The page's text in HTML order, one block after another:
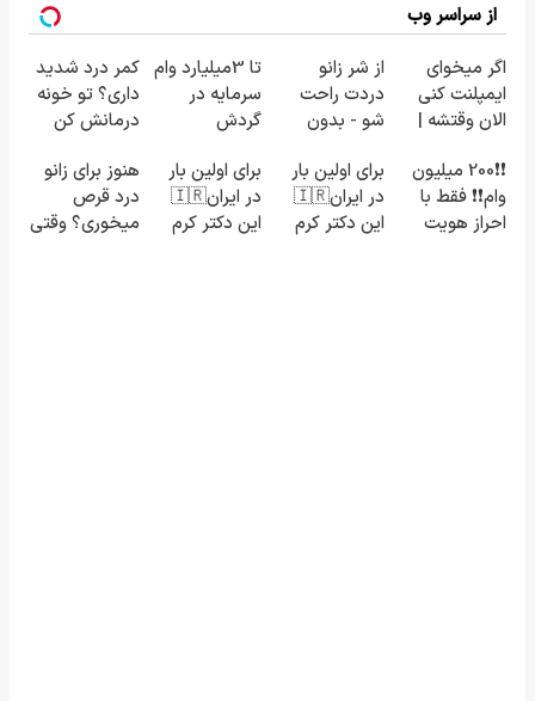
از سراسر وب
اگر میخوای
ایمپلنت کنی
الان وقتشه |
میلیون
تومان!!!
از شر زانو
دردت راحت
شو - بدون
تا 3میلیارد وام
سرمایه در
گردش
فروشگاهت رو
ثبت کن
کمر درد شدید
داری؟ تو خونه
درمانش کن
رو پرکن)
❗❗200 میلیون
وام❗❗ فقط با
احراز هویت
برای اولین بار
در ایران🇮🇷
این دکتر کرم
برای اولین بار
در ایران🇮🇷
این دکتر کرم
هنوز برای زانو
درد قرص
میخوری؟ وقتی